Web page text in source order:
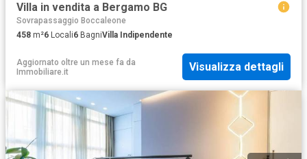
Villa in vendita a Bergamo BG
Sovrapassaggio Boccaleone
458 m²6 Locali6 BagniVilla Indipendente
Aggiornato oltre un mese fa da
Immobiliare.it
Visualizza dettagli